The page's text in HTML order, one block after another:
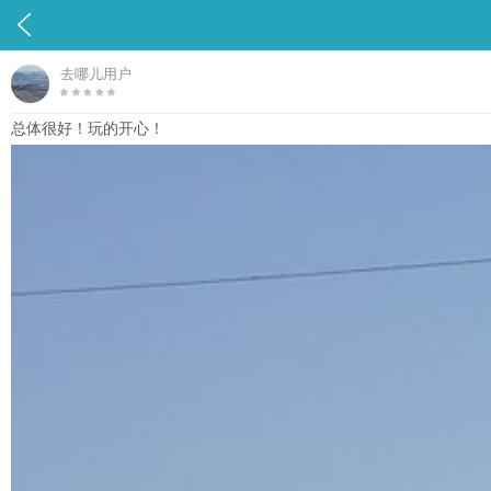

去哪儿用户
总体很好！玩的开心！